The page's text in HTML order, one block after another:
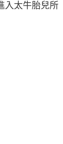
入太牛胎兒所